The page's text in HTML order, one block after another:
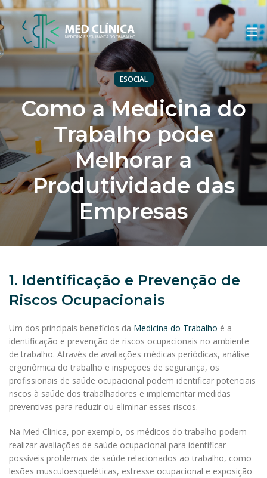
ESOCIAL
Como a Medicina do
Trabalho pode
Melhorar a
Produtividade das
Empresas
1. Identificação e Prevenção de
Riscos Ocupacionais
Um dos principais benefícios da Medicina do Trabalho é a
identificação e prevenção de riscos ocupacionais no ambiente
de trabalho. Através de avaliações médicas periódicas, análise
ergonômica do trabalho e inspeções de segurança, os
profissionais de saúde ocupacional podem identificar potenciais
riscos à saúde dos trabalhadores e implementar medidas
preventivas para reduzir ou eliminar esses riscos.
Na Med Clinica, por exemplo, os médicos do trabalho podem
realizar avaliações de saúde ocupacional para identificar
possíveis problemas de saúde relacionados ao trabalho, como
lesões musculoesqueléticas, estresse ocupacional e exposição